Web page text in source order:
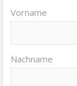
Vorname
Nachname